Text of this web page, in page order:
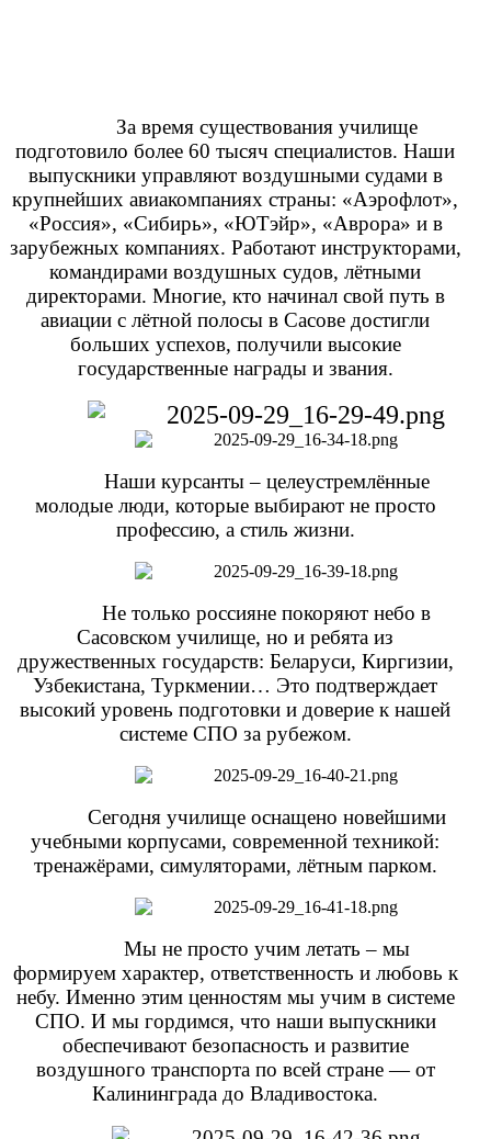
За время существования училище
подготовило более 60 тысяч специалистов. Наши
выпускники управляют воздушными судами в
крупнейших авиакомпаниях страны: «Аэрофлот»,
«Россия», «Сибирь», «ЮТэйр», «Аврора» и в
зарубежных компаниях. Работают инструкторами,
командирами воздушных судов, лётными
директорами. Многие, кто начинал свой путь в
авиации с лётной полосы в Сасове достигли
больших успехов, получили высокие
государственные награды и звания.
Наши курсанты – целеустремлённые
молодые люди, которые выбирают не просто
профессию, а стиль жизни.
Не только россияне покоряют небо в
Сасовском училище, но и ребята из
дружественных государств: Беларуси, Киргизии,
Узбекистана, Туркмении… Это подтверждает
высокий уровень подготовки и доверие к нашей
системе СПО за рубежом.
Сегодня училище оснащено новейшими
учебными корпусами, современной техникой:
тренажёрами, симуляторами, лётным парком.
Мы не просто учим летать – мы
формируем характер, ответственность и любовь к
небу. Именно этим ценностям мы учим в системе
СПО. И мы гордимся, что наши выпускники
обеспечивают безопасность и развитие
воздушного транспорта по всей стране — от
Калининграда до Владивостока.